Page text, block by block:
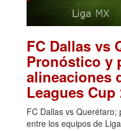
FC Dallas vs
Pronóstico y
alineaciones
Leagues Cup
FC Dallas vs
entre los equipos de